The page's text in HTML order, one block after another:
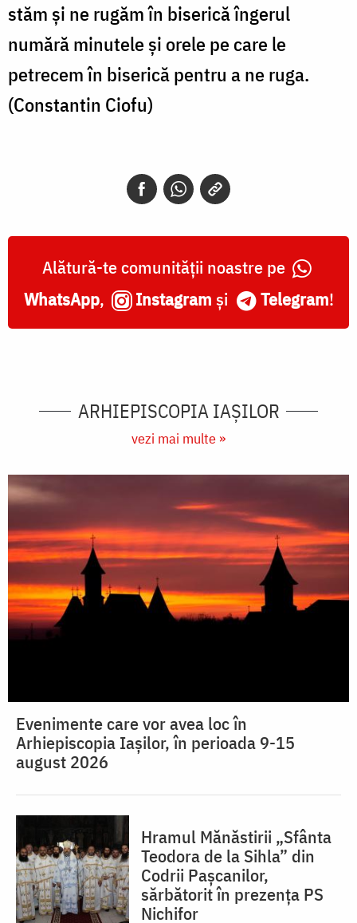
stăm și ne rugăm în biserică îngerul
numără minutele și orele pe care le
petrecem în biserică pentru a ne ruga.
(Constantin Ciofu)
Alătură-te comunității noastre pe
WhatsApp, Instagram și Telegram!
ARHIEPISCOPIA IAŞILOR
vezi mai multe »
Evenimente care vor avea loc în
Arhiepiscopia Iaşilor, în perioada 9-15
august 2026
Hramul Mănăstirii „Sfânta
Teodora de la Sihla” din
Codrii Pașcanilor,
sărbătorit în prezența PS
Nichifor